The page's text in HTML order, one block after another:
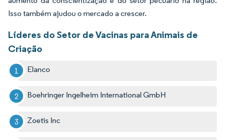
Isso também ajudou o mercado a crescer.
Líderes do Setor de Vacinas para Animais de
Criação
Elanco
Boehringer Ingelheim International GmbH
Zoetis Inc